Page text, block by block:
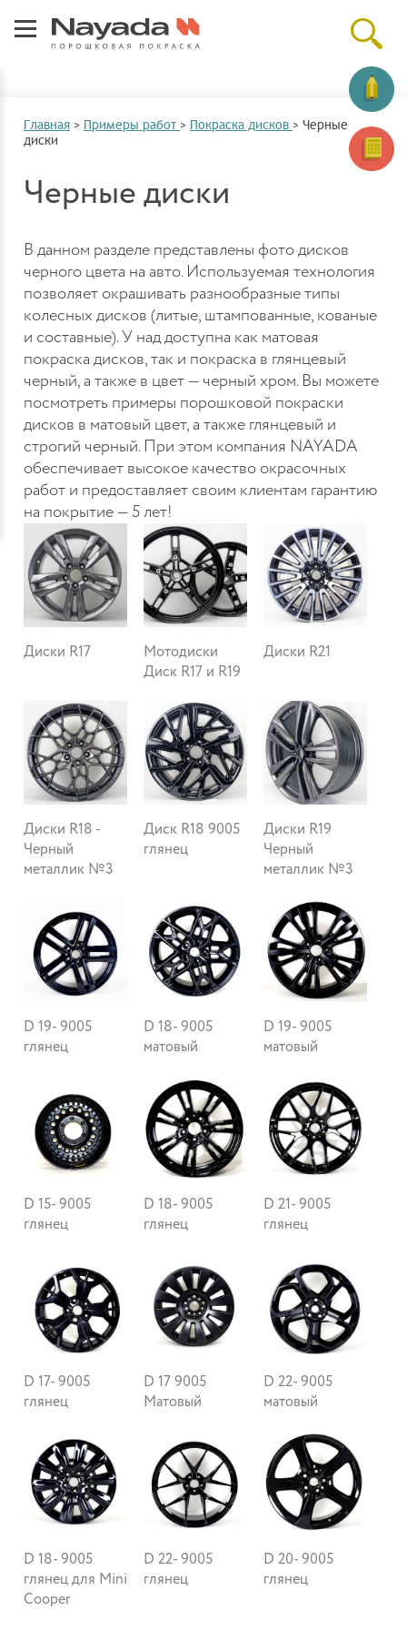
Главная > Примеры работ > Покраска дисков > Черные
диски
Черные диски
В данном разделе представлены фото дисков
черного цвета на авто. Используемая технология
позволяет окрашивать разнообразные типы
колесных дисков (литые, штампованные, кованые
и составные). У над доступна как матовая
покраска дисков, так и покраска в глянцевый
черный, а также в цвет — черный хром. Вы можете
посмотреть примеры порошковой покраски
дисков в матовый цвет, а также глянцевый и
строгий черный. При этом компания NAYADA
обеспечивает высокое качество окрасочных
работ и предоставляет своим клиентам гарантию
на покрытие — 5 лет!
Диски R17
Мотодиски
Диск R17 и R19
Диски R21
Диски R18 -
Черный
металлик №3
Диск R18 9005
глянец
Диски R19
Черный
металлик №3
D 19- 9005
глянец
D 18- 9005
матовый
D 19- 9005
матовый
D 15- 9005
глянец
D 18- 9005
глянец
D 21- 9005
глянец
D 17- 9005
глянец
D 17 9005
Матовый
D 22- 9005
матовый
D 18- 9005
глянец для Mini
Cooper
D 22- 9005
глянец
D 20- 9005
глянец